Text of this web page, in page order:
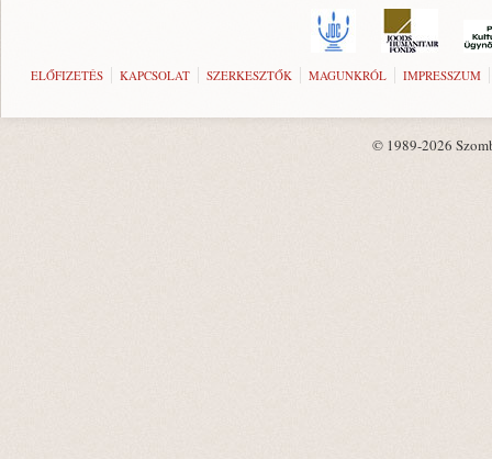
ELŐFIZETÉS KAPCSOLAT SZERKESZTŐK MAGUNKRÓL IMPRESSZUM
© 1989-2026